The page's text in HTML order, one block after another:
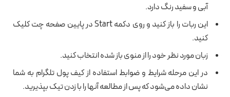
آبی و سفید رنگ دارد.
این ربات را باز کنید و روی دکمه Start در پایین صفحه چت کلیک
کنید.
زبان مورد نظر خود را از منوی باز شده انتخاب کنید.
در این مرحله شرایط و ضوابط استفاده از کیف پول تلگرام به شما
نشان داده می‌شود که پس از مطالعه آنها را با زدن تیک بپذیرید.